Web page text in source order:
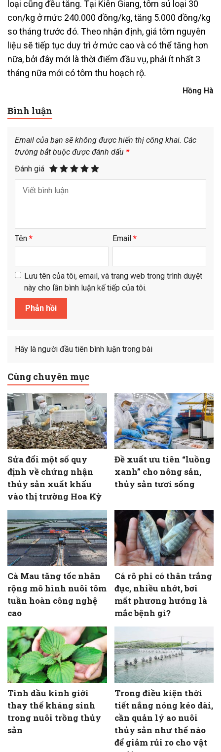
loại cũng đều tăng. Tại Kiên Giang, tôm sú loại 30
con/kg ở mức 240.000 đồng/kg, tăng 5.000 đồng/kg
so tháng trước đó. Theo nhận định, giá tôm nguyên
liệu sẽ tiếp tục duy trì ở mức cao và có thể tăng hơn
nữa, bởi đây mới là thời điểm đầu vụ, phải ít nhất 3
tháng nữa mới có tôm thu hoạch rộ.
Hồng Hà
Bình luận
Email của bạn sẽ không được hiển thị công khai. Các
trường bắt buộc được đánh dấu *
Đánh giá
Tên * Email *
Lưu tên của tôi, email, và trang web trong trình duyệt
này cho lần bình luận kế tiếp của tôi.
Hãy là người đầu tiên bình luận trong bài
Cùng chuyên mục
Sửa đổi một số quy
định về chứng nhận
thủy sản xuất khẩu
vào thị trường Hoa Kỳ
Đề xuất ưu tiên “luồng
xanh” cho nông sản,
thủy sản tươi sống
Cà Mau tăng tốc nhân
rộng mô hình nuôi tôm
tuần hoàn công nghệ
cao
Cá rô phi có thân trắng
đục, nhiều nhớt, bơi
mất phương hướng là
mắc bệnh gì?
Tinh dầu kinh giới
thay thế kháng sinh
trong nuôi trồng thủy
sản
Trong điều kiện thời
tiết nắng nóng kéo dài,
cần quản lý ao nuôi
thủy sản như thế nào
để giảm rủi ro cho vật